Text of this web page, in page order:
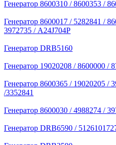
Генератор 8600310 / 8600353 /
Генератор 8600017 / 5282841 /
3972735 / A24J704P
Генератор DRB5160
Генератор 19020208 / 8600000 /
Генератор 8600365 / 19020205 /
/3352841
Генератор 8600030 / 4988274 /
Генератор DRB6590 /